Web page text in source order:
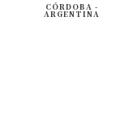
CÓRDOBA -
ARGENTINA